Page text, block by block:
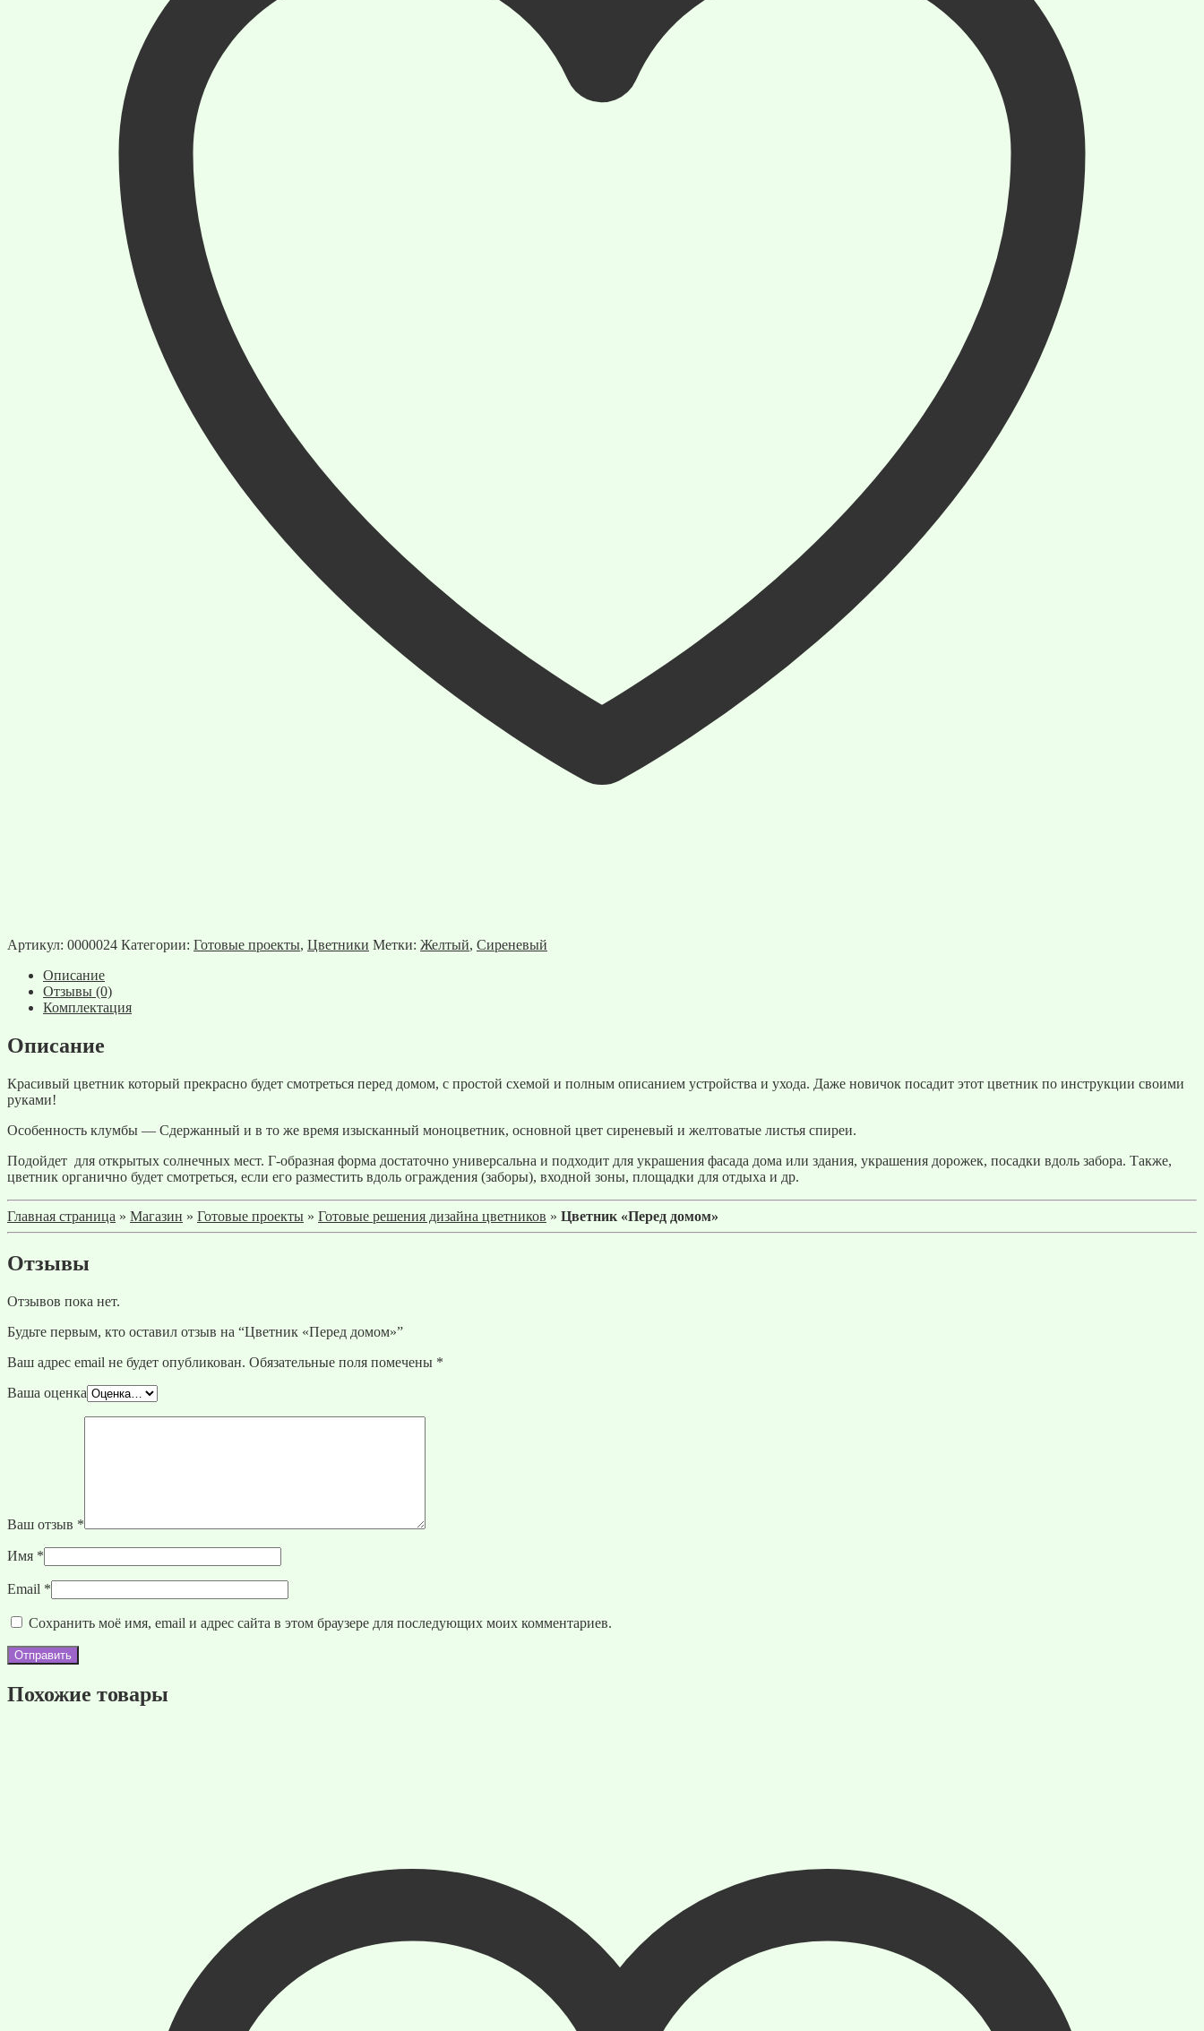
Артикул: 0000024 Категории: Готовые проекты, Цветники Метки: Желтый, Сиреневый
Описание
Отзывы (0)
Комплектация
Описание
Красивый цветник который прекрасно будет смотреться перед домом, с простой схемой и полным описанием устройства и ухода. Даже новичок посадит этот цветник по инструкции своими
руками!
Особенность клумбы — Сдержанный и в то же время изысканный моноцветник, основной цвет сиреневый и желтоватые листья спиреи.
Подойдет для открытых солнечных мест. Г-образная форма достаточно универсальна и подходит для украшения фасада дома или здания, украшения дорожек, посадки вдоль забора. Также,
цветник органично будет смотреться, если его разместить вдоль ограждения (заборы), входной зоны, площадки для отдыха и др.
Главная страница » Магазин » Готовые проекты » Готовые решения дизайна цветников » Цветник «Перед домом»
Отзывы
Отзывов пока нет.
Будьте первым, кто оставил отзыв на “Цветник «Перед домом»”
Ваш адрес email не будет опубликован. Обязательные поля помечены *
Ваша оценка
Ваш отзыв *
Имя *
Email *
Сохранить моё имя, email и адрес сайта в этом браузере для последующих моих комментариев.
Похожие товары